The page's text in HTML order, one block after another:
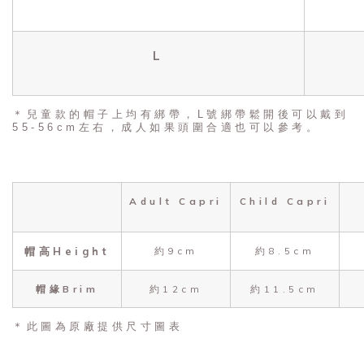
L
＊兒童款的帽子上均有綁帶，L號綁帶鬆開後可以戴到
55-56cm左右，成人如果頭圍合適也可以參考。
Adult Capri Child Capri
帽高Height 約9cm 約8.5cm
帽緣Brim 約12cm 約11.5cm
＊此圖為原廠提供尺寸圖表